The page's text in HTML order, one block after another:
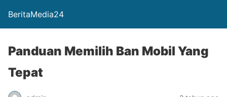
BeritaMedia24
Panduan Memilih Ban Mobil Yang
Tepat